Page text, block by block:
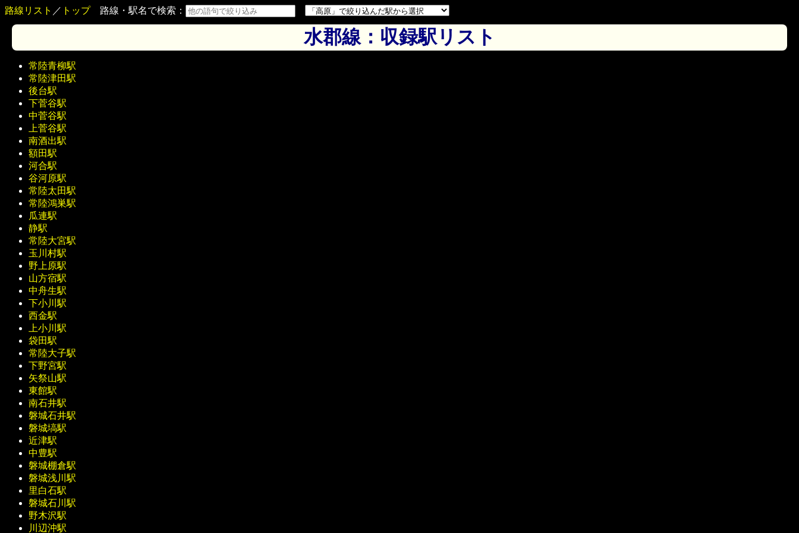
路線リスト ／ トップ路線・駅名で検索：
水郡線：収録駅リスト
常陸青柳駅
常陸津田駅
後台駅
下菅谷駅
中菅谷駅
上菅谷駅
南酒出駅
額田駅
河合駅
谷河原駅
常陸太田駅
常陸鴻巣駅
瓜連駅
静駅
常陸大宮駅
玉川村駅
野上原駅
山方宿駅
中舟生駅
下小川駅
西金駅
上小川駅
袋田駅
常陸大子駅
下野宮駅
矢祭山駅
東館駅
南石井駅
磐城石井駅
磐城塙駅
近津駅
中豊駅
磐城棚倉駅
磐城浅川駅
里白石駅
磐城石川駅
野木沢駅
川辺沖駅